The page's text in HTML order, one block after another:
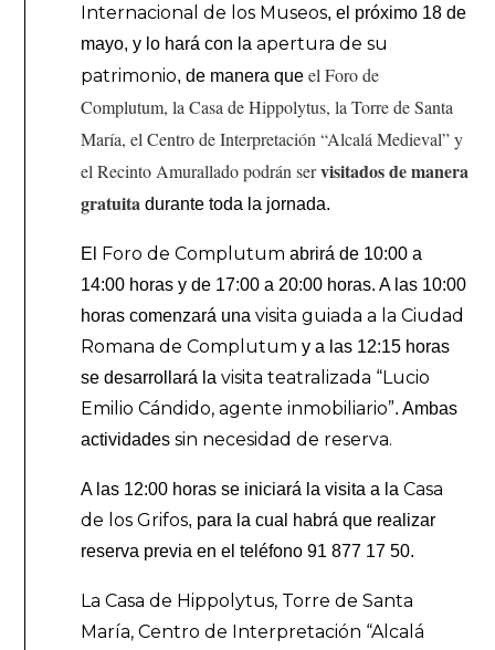
Internacional de los Museos, el próximo 18 de
mayo, y lo hará con la apertura de su
patrimonio, de manera queel Foro de
Complutum, la Casa de Hippolytus, la Torre de Santa
María, el Centro de Interpretación “Alcalá Medieval” y
el Recinto Amurallado podrán servisitados de manera
gratuita durante toda la jornada.
El Foro de Complutum abrirá de 10:00 a
14:00 horas y de 17:00 a 20:00 horas. A las 10:00
horas comenzará unavisita guiada a la Ciudad
Romana de Complutum y a las 12:15 horas
se desarrollará lavisita teatralizada “Lucio
Emilio Cándido, agente inmobiliario”. Ambas
actividadessin necesidad de reserva.
A las 12:00 horas se iniciará la visita a laCasa
de los Grifos, para la cual habrá que realizar
reserva previa en el teléfono 91 877 17 50.
La Casa de Hippolytus, Torre de Santa
María, Centro de Interpretación “Alcalá